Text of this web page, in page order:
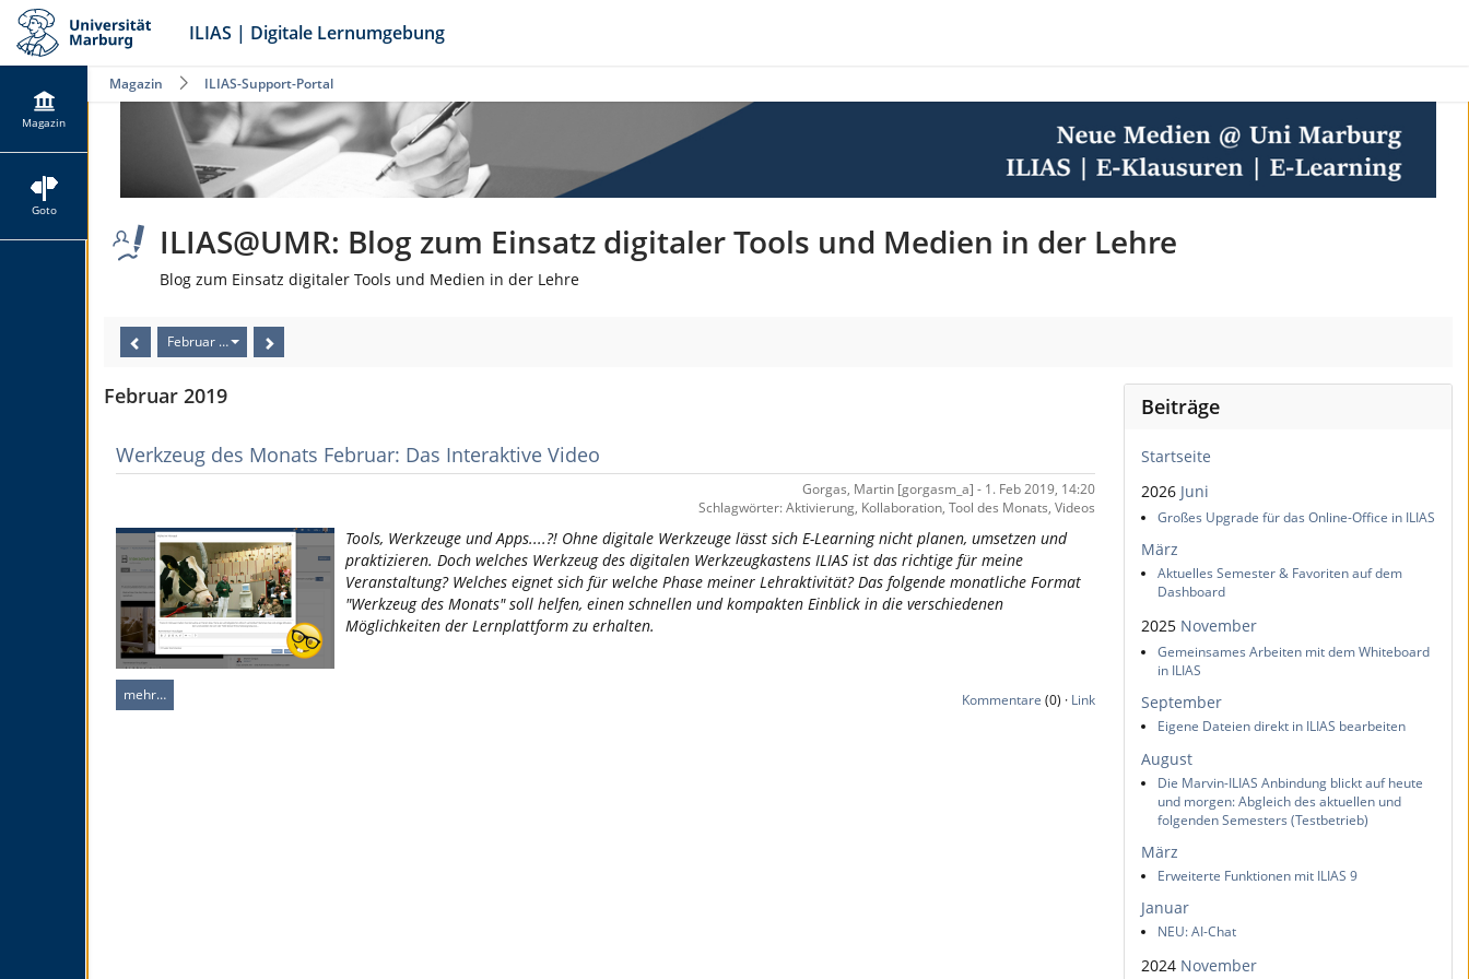
ILIAS | Digitale Lernumgebung
Magazin
Goto
Magazin ILIAS-Support-Portal
ILIAS@UMR: Blog zum Einsatz digitaler Tools und Medien in der Lehre
Blog zum Einsatz digitaler Tools und Medien in der Lehre
Februar 2019
Februar 2019
Werkzeug des Monats Februar: Das Interaktive Video
Gorgas, Martin [gorgasm_a] - 1. Feb 2019, 14:20
Schlagwörter: Aktivierung, Kollaboration, Tool des Monats, Videos
Tools, Werkzeuge und Apps....?! Ohne digitale Werkzeuge lässt sich E-Learning nicht planen, umsetzen und
praktizieren. Doch welches Werkzeug des digitalen Werkzeugkastens ILIAS ist das richtige für meine
Veranstaltung? Welches eignet sich für welche Phase meiner Lehraktivität? Das folgende monatliche Format
"Werkzeug des Monats" soll helfen, einen schnellen und kompakten Einblick in die verschiedenen
Möglichkeiten der Lernplattform zu erhalten.
mehr… Kommentare (0) · Link
Beiträge
Startseite
2026 Juni
Großes Upgrade für das Online-Office in ILIAS
März
Aktuelles Semester & Favoriten auf dem
Dashboard
2025 November
Gemeinsames Arbeiten mit dem Whiteboard
in ILIAS
September
Eigene Dateien direkt in ILIAS bearbeiten
August
Die Marvin-ILIAS Anbindung blickt auf heute
und morgen: Abgleich des aktuellen und
folgenden Semesters (Testbetrieb)
März
Erweiterte Funktionen mit ILIAS 9
Januar
NEU: AI-Chat
2024 November